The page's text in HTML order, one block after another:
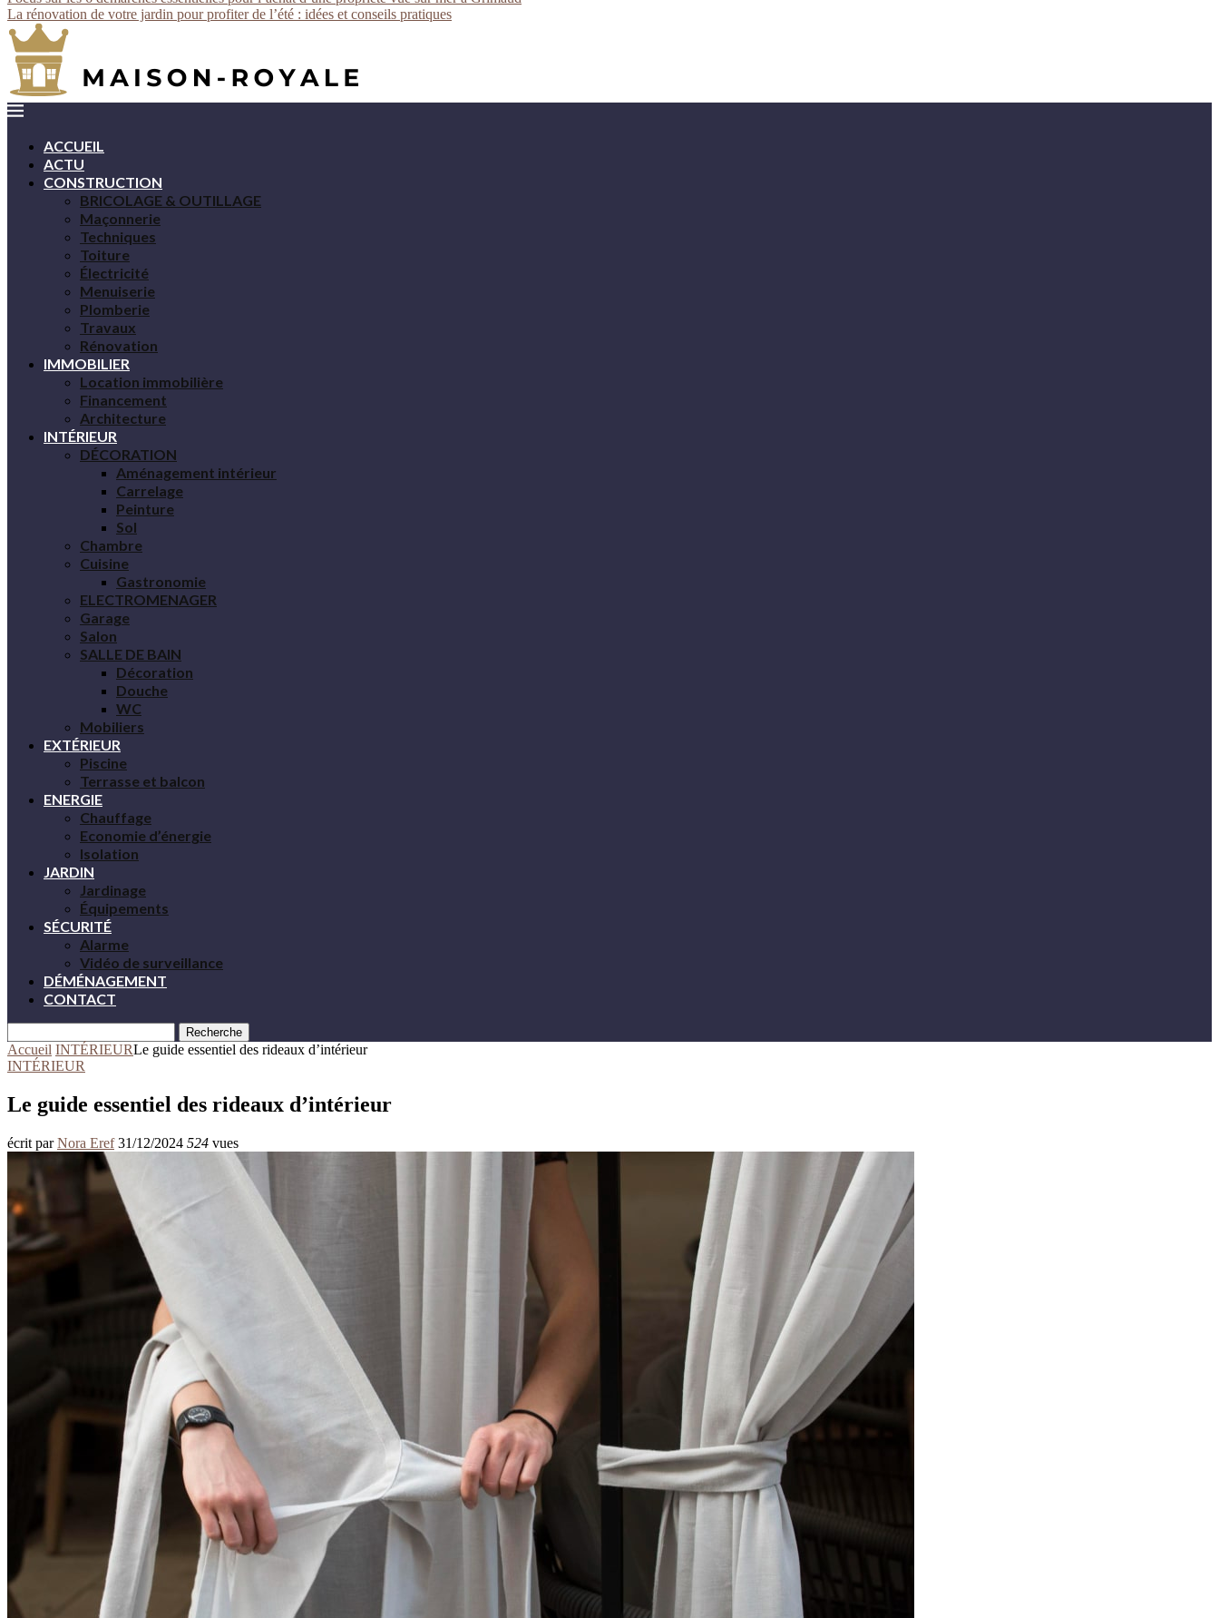
La rénovation de votre jardin pour profiter de l’été : idées et conseils pratiques
ACCUEIL
ACTU
CONSTRUCTION
BRICOLAGE & OUTILLAGE
Maçonnerie
Techniques
Toiture
Électricité
Menuiserie
Plomberie
Travaux
Rénovation
IMMOBILIER
Location immobilière
Financement
Architecture
INTÉRIEUR
DÉCORATION
Aménagement intérieur
Carrelage
Peinture
Sol
Chambre
Cuisine
Gastronomie
ELECTROMENAGER
Garage
Salon
SALLE DE BAIN
Décoration
Douche
WC
Mobiliers
EXTÉRIEUR
Piscine
Terrasse et balcon
ENERGIE
Chauffage
Economie d’énergie
Isolation
JARDIN
Jardinage
Équipements
SÉCURITÉ
Alarme
Vidéo de surveillance
DÉMÉNAGEMENT
CONTACT
Recherche
Accueil INTÉRIEURLe guide essentiel des rideaux d’intérieur
INTÉRIEUR
Le guide essentiel des rideaux d’intérieur
écrit parNora Eref 31/12/2024 524 vues